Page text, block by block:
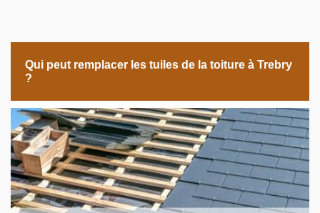
Qui peut remplacer les tuiles de la toiture à Trebry
?